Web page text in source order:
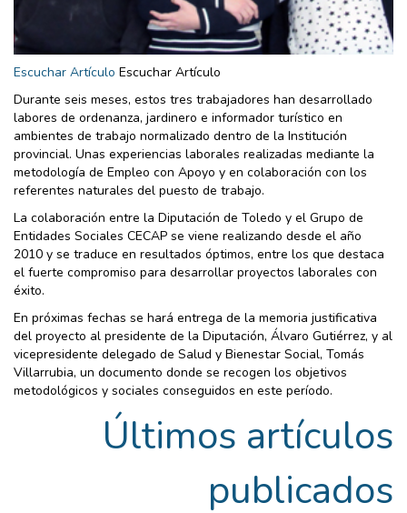
Escuchar Artículo Escuchar Artículo
Durante seis meses, estos tres trabajadores han desarrollado
labores de ordenanza, jardinero e informador turístico en
ambientes de trabajo normalizado dentro de la Institución
provincial. Unas experiencias laborales realizadas mediante la
metodología de Empleo con Apoyo y en colaboración con los
referentes naturales del puesto de trabajo.
La colaboración entre la Diputación de Toledo y el Grupo de
Entidades Sociales CECAP se viene realizando desde el año
2010 y se traduce en resultados óptimos, entre los que destaca
el fuerte compromiso para desarrollar proyectos laborales con
éxito.
En próximas fechas se hará entrega de la memoria justificativa
del proyecto al presidente de la Diputación, Álvaro Gutiérrez, y al
vicepresidente delegado de Salud y Bienestar Social, Tomás
Villarrubia, un documento donde se recogen los objetivos
metodológicos y sociales conseguidos en este período.
Últimos artículos
publicados